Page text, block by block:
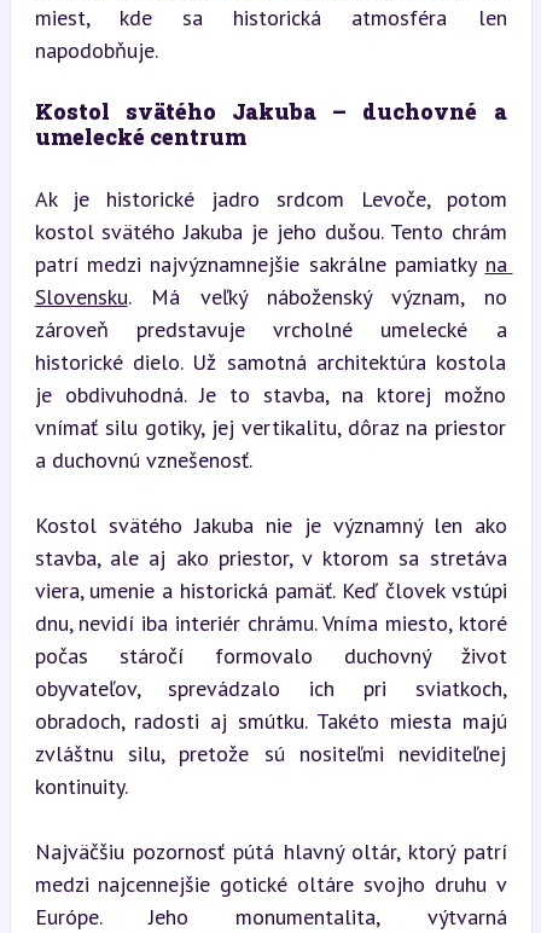
miest, kde sa historická atmosféra len
napodobňuje.
Kostol svätého Jakuba – duchovné a
umelecké centrum
Ak je historické jadro srdcom Levoče, potom
kostol svätého Jakuba je jeho dušou. Tento chrám
patrí medzi najvýznamnejšie sakrálne pamiatky na
Slovensku. Má veľký náboženský význam, no
zároveň predstavuje vrcholné umelecké a
historické dielo. Už samotná architektúra kostola
je obdivuhodná. Je to stavba, na ktorej možno
vnímať silu gotiky, jej vertikalitu, dôraz na priestor
a duchovnú vznešenosť.
Kostol svätého Jakuba nie je významný len ako
stavba, ale aj ako priestor, v ktorom sa stretáva
viera, umenie a historická pamäť. Keď človek vstúpi
dnu, nevidí iba interiér chrámu. Vníma miesto, ktoré
počas stáročí formovalo duchovný život
obyvateľov, sprevádzalo ich pri sviatkoch,
obradoch, radosti aj smútku. Takéto miesta majú
zvláštnu silu, pretože sú nositeľmi neviditeľnej
kontinuity.
Najväčšiu pozornosť pútá hlavný oltár, ktorý patrí
medzi najcennejšie gotické oltáre svojho druhu v
Európe. Jeho monumentalita, výtvarná